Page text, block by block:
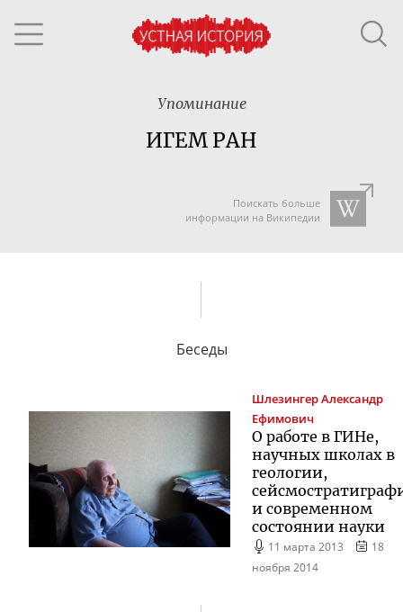
Упоминание
ИГЕМ РАН
Поискать больше
информации на Википедии
Беседы
ШлезингерАлександр
Ефимович
О работе в ГИНе,
научных школах в
геологии,
и современном
состоянии науки
11 марта 2013
18
ноября 2014